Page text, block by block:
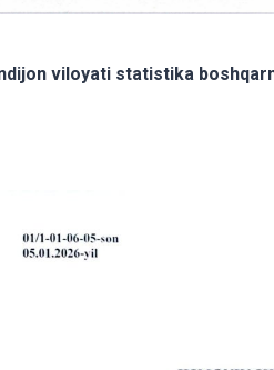
viloyati statistika